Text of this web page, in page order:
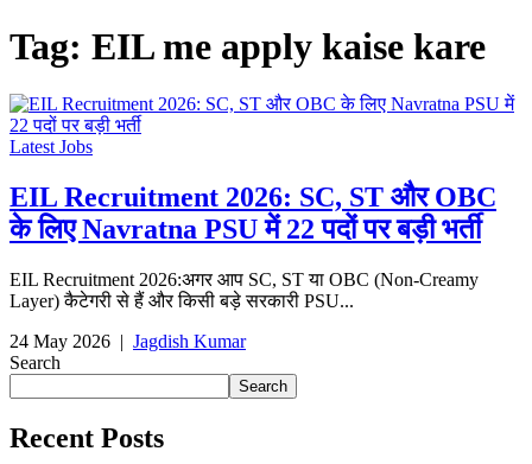
Tag: EIL me apply kaise kare
Latest Jobs
EIL Recruitment 2026: SC, ST और OBC
के लिए Navratna PSU में 22 पदों पर बड़ी भर्ती
EIL Recruitment 2026:अगर आप SC, ST या OBC (Non-Creamy
Layer) कैटेगरी से हैं और किसी बड़े सरकारी PSU...
24 May 2026 | Jagdish Kumar
Search
Search
Recent Posts